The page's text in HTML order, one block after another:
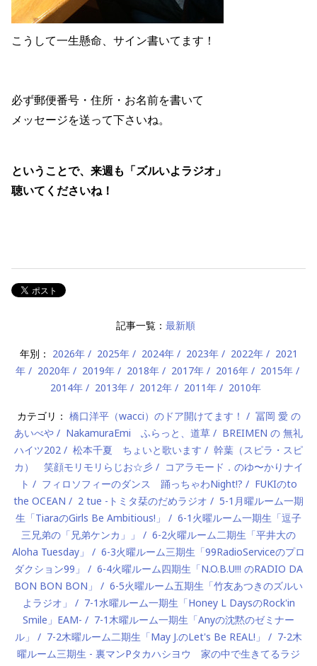
こうして一生懸命、サイン書いてます！
必ず郵便番号・住所・お名前を書いて
メッセージを送って下さいね。
ということで、来週も「ズルいよラジオ」
聴いてくださいね！
記事一覧： 最新順
年別： 2026年 2025年 2024年 2023年 2022年
2021
年
2020年 2019年 2018年 2017年 2016年
2015年
2014年
2013年 2012年 2011年 2010年
カテゴリ： 橋口洋平（wacci）のドア開けてます！
冨岡 愛 の
あいべや
NakamuraEmi ふらっと、道草
BREIMEN の 無礼
ハイツ202
松本千夏 ちょいと歌います
幹葉（スピラ・スピ
カ） 笑顔モリモリらじお☆彡
コアラモード．のゆ〜かりナイ
ト
フィロソフィーのダンス 踊っちゃわNight!?
FUKIのto
the OCEAN
2 tue -トミタ栞のだめラジオ
5-1月曜ルーム一期
生「TiaraのGirls Be Ambitious!」
6-1火曜ルーム一期生「逗子
三兄弟の「兄弟ケンカ」」
6-2火曜ルーム二期生「平井大の
Aloha Tuesday」
6-3火曜ルーム三期生「99RadioServiceのプロ
ダクション99」
6-4火曜ルーム四期生「N.O.B.U!!! のRADIO DA
BON BON BON」
6-5火曜ルーム五期生「竹友あつきのズルい
よラジオ」
7-1水曜ルーム一期生「Honey L DaysのRock'in
Smile」EAM-
7-1木曜ルーム一期生「Anyの沈黙のゼミナー
ル」
7-2木曜ルーム二期生「May J.のLet's Be REAL!」
7-2木
曜ルーム三期生 - 裏マンPタカハシヨウ 家の中で生きてるラジ